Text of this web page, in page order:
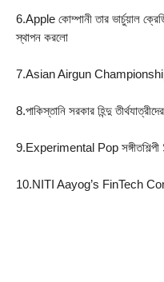
6.Apple কোম্পানী তার ভার্চুয়াল
স্থাপন করলো
7.Asian Airgun Championship-
8.পাকিস্তানি সরকার হিন্দু
9.Experimental Pop
10.NITI Aayog’s FinTech